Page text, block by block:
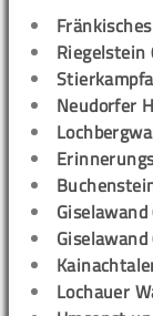
Neudorfer
Lochauer